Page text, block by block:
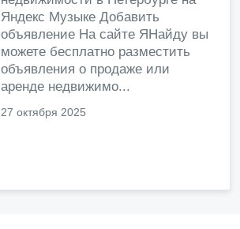
Яндекс Музыке Добавить
объявление На сайте ЯНайду вы
можете бесплатно разместить
объявления о продаже или
аренде недвижимо...
27 октября 2025